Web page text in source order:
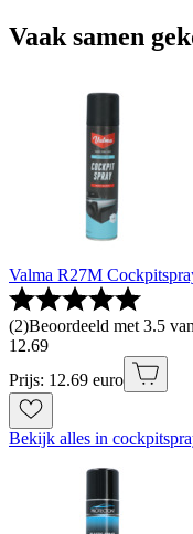
Vaak samen
Valma R27M
(2)Beoordeeld met 3.5
12.69
Prijs: 12.69 euro
Bekijk alles in